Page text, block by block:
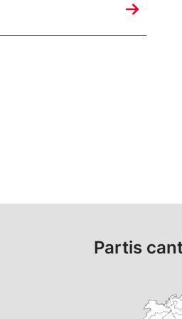
Partis